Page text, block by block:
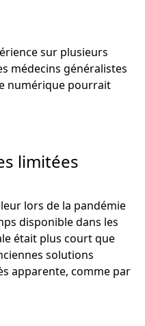
sur plusieurs
médecins généralistes
numérique pourrait
limitées
lors de la pandémie
disponible dans les
était plus court que
solutions
apparente, comme par